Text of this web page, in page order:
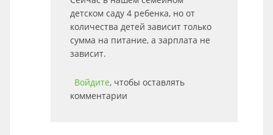
детском саду 4 ребенка, но от
количества детей зависит только
сумма на питание, а зарплата не
зависит.
Войдите, чтобы оставлять
комментарии